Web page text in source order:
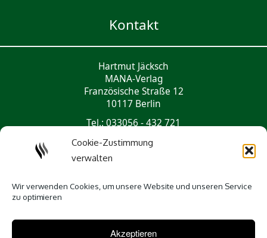
Cookie-Zustimmung
verwalten
Wir verwenden Cookies, um unsere Website und unseren Service
zu optimieren
Akzeptieren
Kontakt
Hartmut Jäcksch
MANA-Verlag
Französische Straße 12
10117 Berlin
Tel.: 033056 - 432 721
Social Media